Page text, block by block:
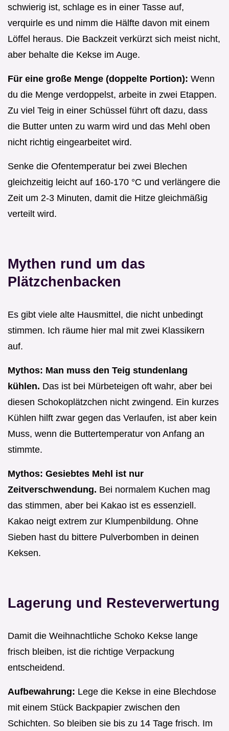
schwierig ist, schlage es in einer Tasse auf,
verquirle es und nimm die Hälfte davon mit einem
Löffel heraus. Die Backzeit verkürzt sich meist nicht,
aber behalte die Kekse im Auge.
Für eine große Menge (doppelte Portion): Wenn
du die Menge verdoppelst, arbeite in zwei Etappen.
Zu viel Teig in einer Schüssel führt oft dazu, dass
die Butter unten zu warm wird und das Mehl oben
nicht richtig eingearbeitet wird.
Senke die Ofentemperatur bei zwei Blechen
gleichzeitig leicht auf 160-170 °C und verlängere die
Zeit um 2-3 Minuten, damit die Hitze gleichmäßig
verteilt wird.
Mythen rund um das
Plätzchenbacken
Es gibt viele alte Hausmittel, die nicht unbedingt
stimmen. Ich räume hier mal mit zwei Klassikern
auf.
Mythos: Man muss den Teig stundenlang
kühlen. Das ist bei Mürbeteigen oft wahr, aber bei
diesen Schokoplätzchen nicht zwingend. Ein kurzes
Kühlen hilft zwar gegen das Verlaufen, ist aber kein
Muss, wenn die Buttertemperatur von Anfang an
stimmte.
Mythos: Gesiebtes Mehl ist nur
Zeitverschwendung. Bei normalem Kuchen mag
das stimmen, aber bei Kakao ist es essenziell.
Kakao neigt extrem zur Klumpenbildung. Ohne
Sieben hast du bittere Pulverbomben in deinen
Keksen.
Lagerung und Resteverwertung
Damit die Weihnachtliche Schoko Kekse lange
frisch bleiben, ist die richtige Verpackung
entscheidend.
Aufbewahrung: Lege die Kekse in eine Blechdose
mit einem Stück Backpapier zwischen den
Schichten. So bleiben sie bis zu 14 Tage frisch. Im